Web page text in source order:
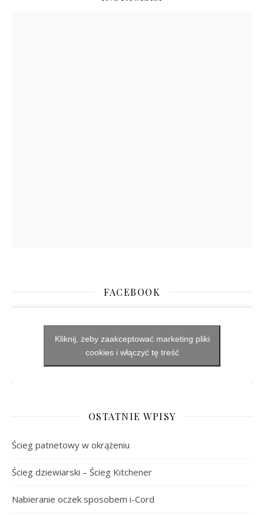
FACEBOOK
Kliknij, żeby zaakceptować marketing pliki
cookies i włączyć tę treść
OSTATNIE WPISY
Ścieg patnetowy w okrążeniu
Ścieg dziewiarski – Ścieg Kitchener
Nabieranie oczek sposobem i-Cord